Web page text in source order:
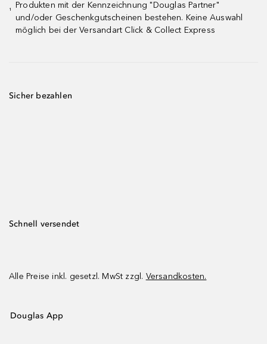
¹
Produkten mit der Kennzeichnung "Douglas Partner"
und/oder Geschenkgutscheinen bestehen. Keine Auswahl
möglich bei der Versandart Click & Collect Express
Sicher bezahlen
Schnell versendet
Alle Preise inkl. gesetzl. MwSt zzgl. Versandkosten.
Douglas App